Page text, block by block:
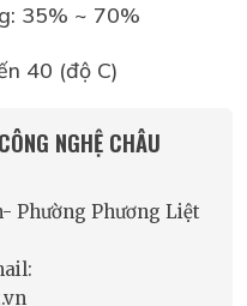
35% ~ 70%
40 (độ C)
NGHỆ CHÂU
Phường Phương Liệt